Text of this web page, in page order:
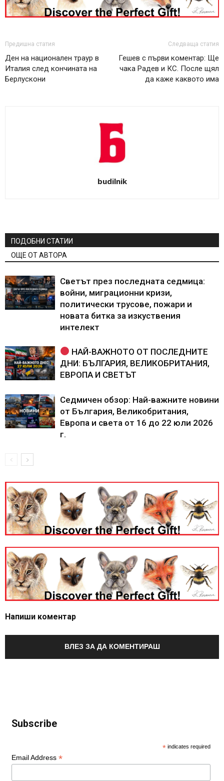
Предишна статия
Ден на национален траур в
Италия след кончината на
Берлускони
Следваща статия
Гешев с първи коментар: Ще
чака Радев и КС. После щял
да каже каквото има
budilnik
ПОДОБНИ СТАТИИ
ОЩЕ ОТ АВТОРА
Светът през последната седмица:
войни, миграционни кризи,
политически трусове, пожари и
новата битка за изкуствения
интелект
НАЙ-ВАЖНОТО ОТ ПОСЛЕДНИТЕ
ДНИ: БЪЛГАРИЯ, ВЕЛИКОБРИТАНИЯ,
ЕВРОПА И СВЕТЪТ
Седмичен обзор: Най-важните новини
от България, Великобритания,
Европа и света от 16 до 22 юли 2026
г.
Напиши коментар
ВЛЕЗ ЗА ДА КОМЕНТИРАШ
Subscribe
* indicates required
Email Address *